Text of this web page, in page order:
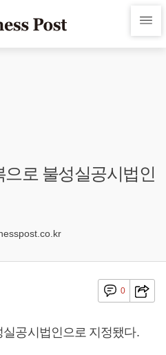
으로 불성실공시법인
0
공시법인으로 지정됐다.